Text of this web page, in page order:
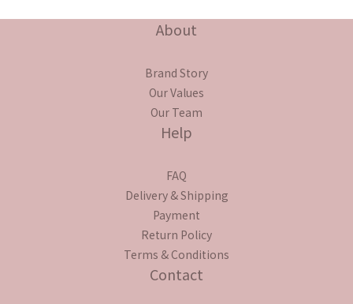
prev next
About
Brand Story
Our Values
Our Team
Help
FAQ
Delivery & Shipping
Payment
Return Policy
Terms & Conditions
Contact